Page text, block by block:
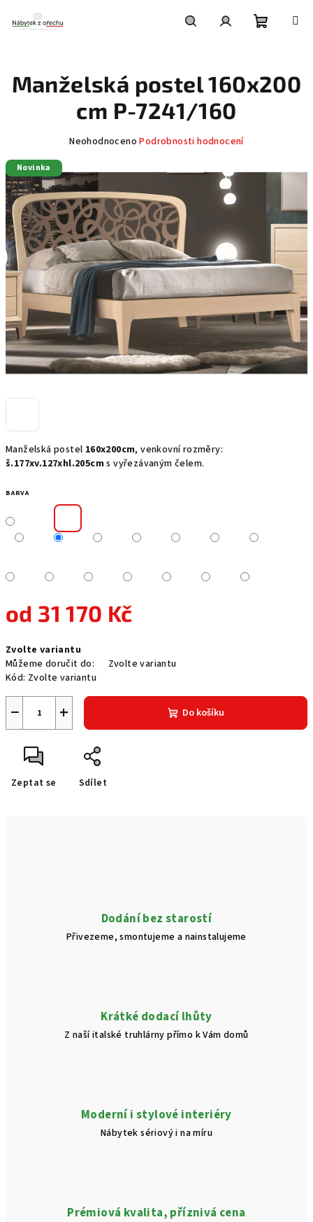
obsah
košík
Manželská postel 160x200cm, venkovní rozměry:
š.177xv.127xhl.205cm s vyřezávaným čelem.
BARVA
od 31 170 Kč
cena:
Zvolte variantu
Můžeme doručit do:
Zvolte variantu
Kód: Zvolte variantu
+
− Do košíku
Zeptat se Sdílet
Manželská postel 160x200
cm P-7241/160
Průměrné
produktu
je
0,0
z
hvězdiček.
Neohodnoceno Podrobnosti hodnocení
Novinka
Dodání bez starostí
Přivezeme, smontujeme a nainstalujeme
Krátké dodací lhůty
Z naší italské truhlárny přímo k Vám domů
Moderní i stylové interiéry
Nábytek sériový i na míru
Prémiová kvalita, příznivá cena